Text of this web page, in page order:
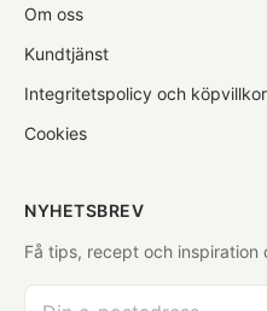
Om oss
Kundtjänst
Integritetspolicy och köpvillkor
Cookies
NYHETSBREV
Få tips, recept och inspiration